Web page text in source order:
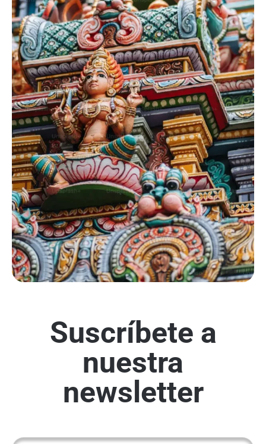
Suscríbete a
nuestra
newsletter